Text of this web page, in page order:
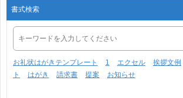
書式検索
お礼状はがきテンプレート 1 エクセル 挨拶文例
ト
はがき 請求書 提案 お知らせ